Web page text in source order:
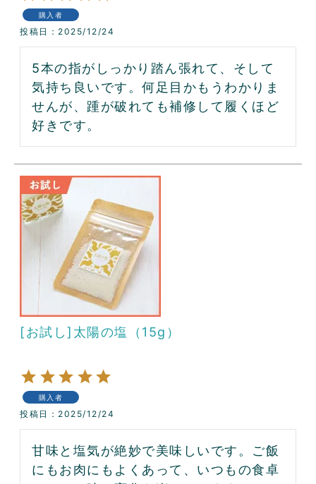
購入者
投稿日 2025/12/24
5本の指がしっかり踏ん張れて、そして
気持ち良いです。何足目かもうわかりま
せんが、踵が破れても補修して履くほど
好きです。
[お試し]太陽の塩（15g）
購入者
投稿日 2025/12/24
甘味と塩気が絶妙で美味しいです。ご飯
にもお肉にもよくあって、いつもの食卓